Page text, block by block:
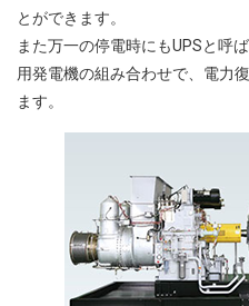
とができます。
また万一の停電時にもUPSと呼
用発電機の組み合わせで、電力
ます。